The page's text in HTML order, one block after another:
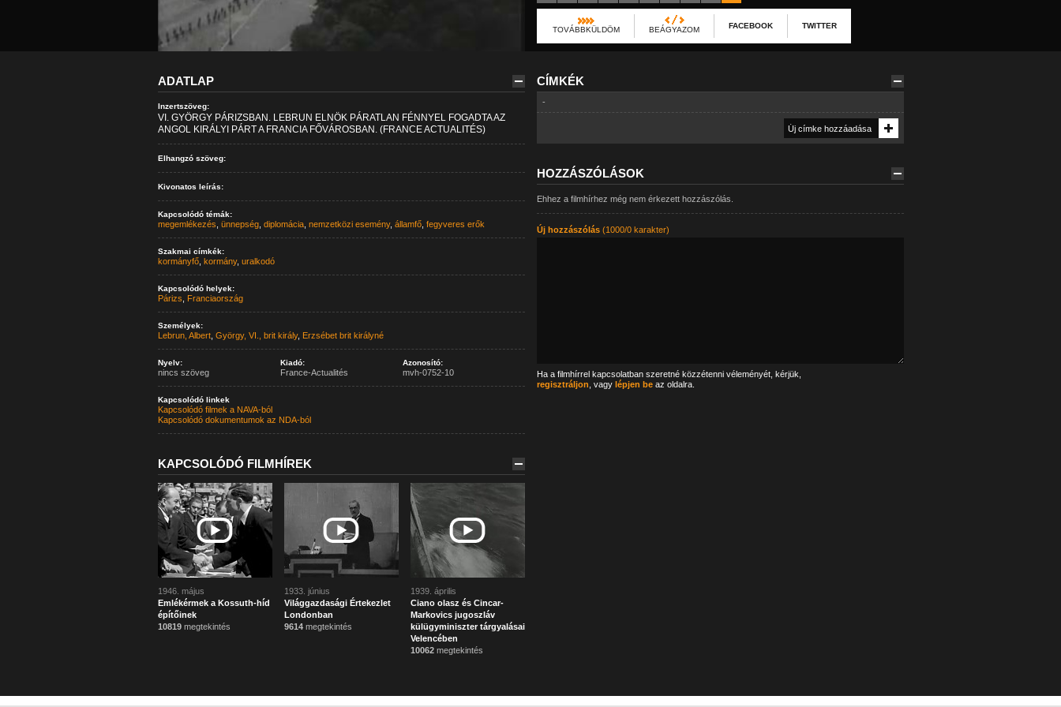
TOVÁBBKÜLDÖM BEÁGYAZOM FACEBOOK TWITTER
ADATLAP
Inzertszöveg:
VI. GYÖRGY PÁRIZSBAN. LEBRUN ELNÖK PÁRATLAN FÉNNYEL FOGADTA AZ
ANGOL KIRÁLYI PÁRT A FRANCIA FŐVÁROSBAN. (FRANCE ACTUALITÉS)
Elhangzó szöveg:
Kivonatos leírás:
Kapcsolódó témák:
megemlékezés ünnepség, diplomácia, nemzetközi esemény, államfő, fegyveres erők
Szakmai címkék:
kormányfő, kormány, uralkodó
Kapcsolódó helyek:
Párizs Franciaország
Személyek:
Lebrun, Albert, György, VI., brit király, Erzsébet brit királyné
Nyelv:
nincs szöveg
Kiadó:
France-Actualités
Azonosító:
mvh-0752-10
Kapcsolódó linkek
Kapcsolódó filmek a NAVA-ból
Kapcsolódó dokumentumok az NDA-ból
KAPCSOLÓDÓ FILMHÍREK
1946. május
Emlékérmek a Kossuth-híd
építőinek
10819megtekintés
1933. június
Világgazdasági Értekezlet
Londonban
9614megtekintés
1939. április
Ciano olasz és Cincar-
Markovics jugoszláv
külügyminiszter tárgyalásai
Velencében
10062megtekintés
CÍMKÉK
-
HOZZÁSZÓLÁSOK
Ehhez a filmhírhez még nem érkezett hozzászólás.
Új hozzászólás(1000/0 karakter)
Ha a filmhírrel kapcsolatban szeretné közzétenni véleményét, kérjük,
regisztráljon , vagy lépjen beaz oldalra.